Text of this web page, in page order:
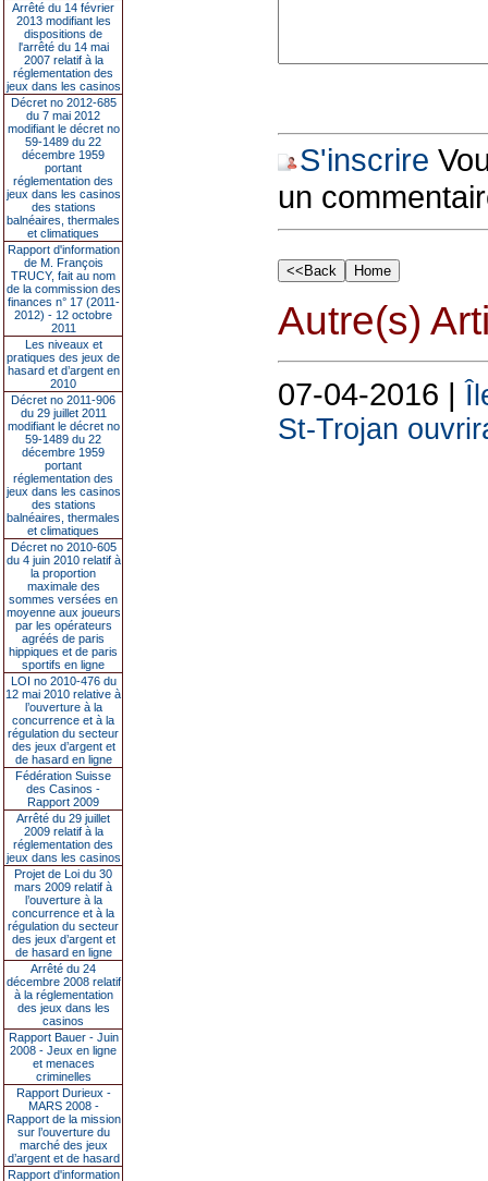
Arrêté du 14 février
2013 modifiant les
dispositions de
l'arrêté du 14 mai
2007 relatif à la
réglementation des
jeux dans les casinos
Décret no 2012-685
du 7 mai 2012
modifiant le décret no
59-1489 du 22
décembre 1959
portant
réglementation des
jeux dans les casinos
des stations
balnéaires, thermales
et climatiques
Rapport d'information
de M. François
TRUCY, fait au nom
de la commission des
finances n° 17 (2011-
2012) - 12 octobre
2011
Les niveaux et
pratiques des jeux de
hasard et d’argent en
2010
Décret no 2011-906
du 29 juillet 2011
modifiant le décret no
59-1489 du 22
décembre 1959
portant
réglementation des
jeux dans les casinos
des stations
balnéaires, thermales
et climatiques
Décret no 2010-605
du 4 juin 2010 relatif à
la proportion
maximale des
sommes versées en
moyenne aux joueurs
par les opérateurs
agréés de paris
hippiques et de paris
sportifs en ligne
LOI no 2010-476 du
12 mai 2010 relative à
l’ouverture à la
concurrence et à la
régulation du secteur
des jeux d’argent et
de hasard en ligne
Fédération Suisse
des Casinos -
Rapport 2009
Arrêté du 29 juillet
2009 relatif à la
réglementation des
jeux dans les casinos
Projet de Loi du 30
mars 2009 relatif à
l’ouverture à la
concurrence et à la
régulation du secteur
des jeux d’argent et
de hasard en ligne
Arrêté du 24
décembre 2008 relatif
à la réglementation
des jeux dans les
casinos
Rapport Bauer - Juin
2008 - Jeux en ligne
et menaces
criminelles
Rapport Durieux -
MARS 2008 -
Rapport de la mission
sur l’ouverture du
marché des jeux
d’argent et de hasard
Rapport d'information
S'inscrire
un
Autre(s)
07-04-2016 |
St-Trojan